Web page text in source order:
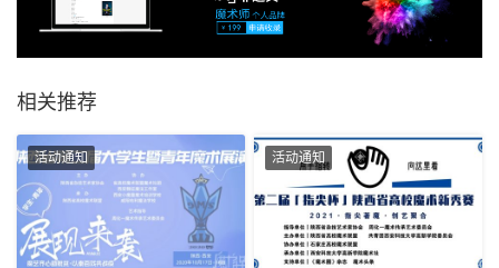
相关推荐
活动通知 活动通知